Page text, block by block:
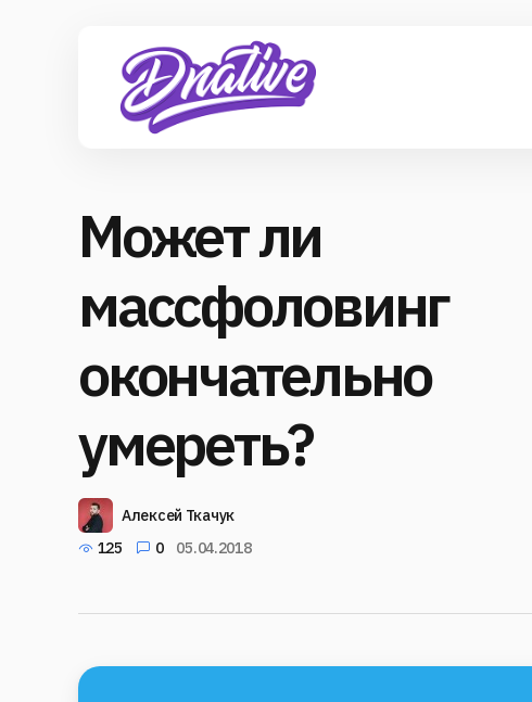
Может ли
массфоловинг
окончательно
умереть?
Алексей Ткачук
125
0 05.04.2018